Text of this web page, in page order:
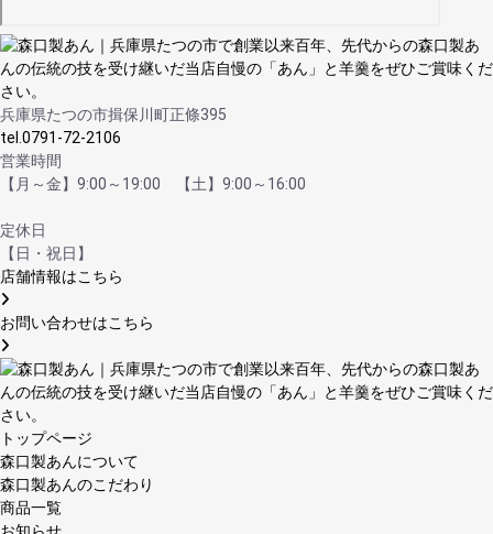
兵庫県たつの市揖保川町正條395
tel.0791-72-2106
営業時間
【月～金】9:00～19:00 【土】9:00～16:00
定休日
【日・祝日】
店舗情報はこちら
お問い合わせはこちら
トップページ
森口製あんについて
森口製あんのこだわり
商品一覧